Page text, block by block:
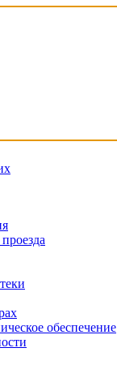
обеспечение